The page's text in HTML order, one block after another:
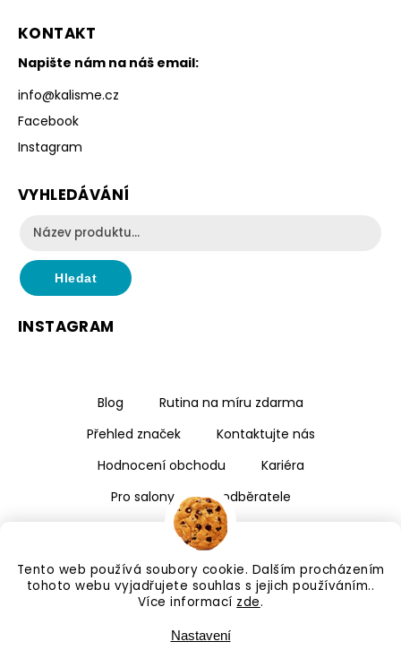
Tento web používá soubory cookie. Dalším procházením
tohoto webu vyjadřujete souhlas s jejich používáním..
Více informací zde.
Nastavení
KONTAKT
Napište nám na náš email:
info@kalisme.cz
Facebook
Instagram
VYHLEDÁVÁNÍ
Hledat
INSTAGRAM
Blog
Rutina na míru zdarma
Přehled značek
Kontaktujte nás
Hodnocení obchodu
Kariéra
Pro salony a velkoodběratele